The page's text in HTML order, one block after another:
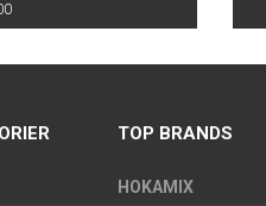
TOP BRANDS
HOKAMIX